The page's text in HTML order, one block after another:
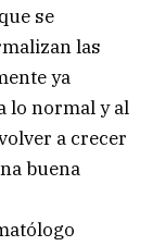
se
las
ya
lo normal y al
a crecer
buena